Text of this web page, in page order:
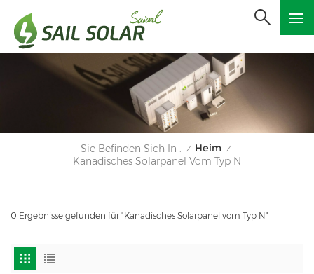
Sie Befinden Sich In : / Heim /
Kanadisches Solarpanel Vom Typ N
0 Ergebnisse gefunden für "Kanadisches Solarpanel vom Typ N"